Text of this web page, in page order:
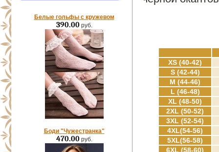
Белые гольфы с кружевом
390.00руб.
Боди "Чужестранка"
470.00руб.
XS (40-42)
S (42-44)
M (44-46)
L (46-48)
XL (48-50)
2XL (50-52)
3XL (52-54)
4XL(54-56)
5XL(56-58)
6XL (58-60)